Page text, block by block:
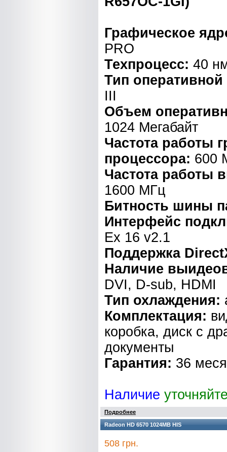
Графическое
PRO
Техпроцесс: 40
Тип
III
Объем
1024 Мегабайт
Частота работы
процессора: 600
Частота работы
1600 МГц
Битность шины
Интерфейс
Ex 16 v2.1
Поддержка
Наличие
DVI, D-sub, HDMI
Тип охлаждения:
Комплектация:
коробка, диск с
документы
Гарантия: 36
Наличие
Подробнее
Radeon HD 6570 1024MB HIS
508 грн.